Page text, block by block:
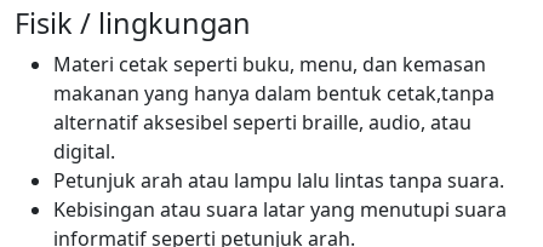
Fisik / lingkungan
Materi cetak seperti buku, menu, dan kemasan
makanan yang hanya dalam bentuk cetak,tanpa
alternatif aksesibel seperti braille, audio, atau
digital.
Petunjuk arah atau lampu lalu lintas tanpa suara.
Kebisingan atau suara latar yang menutupi suara
informatif seperti petunjuk arah.